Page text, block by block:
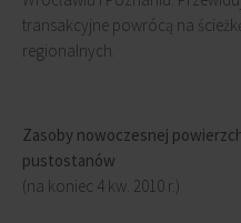
transakcyjne powrócą na
regionalnych.
Zasoby nowoczesnej
pustostanów
(na koniec 4 kw. 2010 r.)